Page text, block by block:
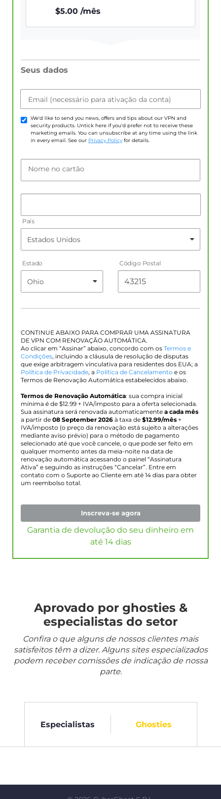
$5.00 /mês
Seus dados
Email (necessário para ativação da conta)
We'd like to send you news, offers and tips about our VPN and
security products. Untick here if you'd prefer not to receive these
marketing emails. You can unsubscribe at any time using the link
in every email. See our Privacy Policy for details.
Nome no cartão
País
Estado Código Postal
CONTINUE ABAIXO PARA COMPRAR UMA ASSINATURA
DE VPN COM RENOVAÇÃO AUTOMÁTICA.
Ao clicar em “Assinar” abaixo, concordo com os Termos e
Condições, incluindo a cláusula de resolução de disputas
que exige arbitragem vinculativa para residentes dos EUA; a
Política de Privacidade, a Política de Cancelamento e os
Termos de Renovação Automática estabelecidos abaixo.
Termos de Renovação Automática: sua compra inicial
mínima é de $12.99 + IVA/imposto para a oferta selecionada.
Sua assinatura será renovada automaticamente a cada mês
a partir de 08 September 2026 à taxa de $12.99/mês +
IVA/imposto (o preço da renovação está sujeito a alterações
mediante aviso prévio) para o método de pagamento
selecionado até que você cancele, o que pode ser feito em
qualquer momento antes da meia-noite na data de
renovação automática acessando o painel “Assinatura
Ativa” e seguindo as instruções “Cancelar”. Entre em
contato com o Suporte ao Cliente em até 14 dias para obter
um reembolso total.
Inscreva-se agora
Garantia de devolução do seu dinheiro em
até 14 dias
Aprovado por ghosties &
especialistas do setor
Confira o que alguns de nossos clientes mais
satisfeitos têm a dizer. Alguns sites especializados
podem receber comissões de indicação de nossa
parte.
Especialistas Ghosties